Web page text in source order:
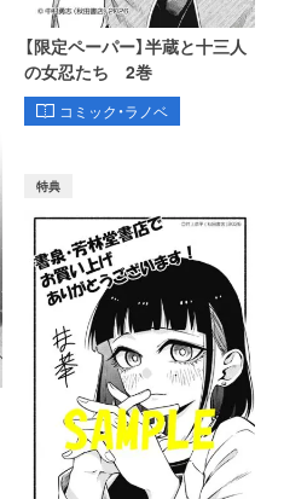
【限定ペーパー】半蔵と十三人
の女忍たち 2巻
コミック・ラノベ
特典